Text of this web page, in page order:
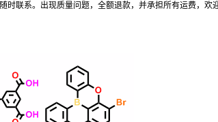
随时联系。出现质量问题，全额退款，并承担所有运费，